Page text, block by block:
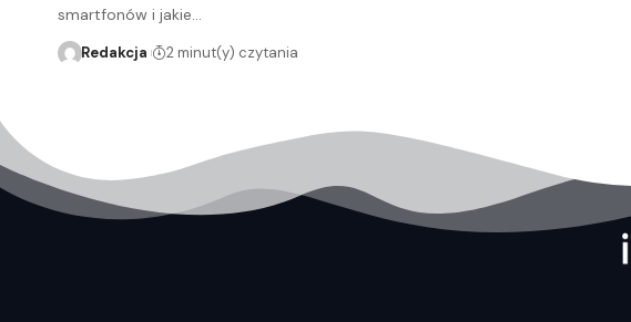
smartfonów i jakie…
Redakcja 2 minut(y) czytania